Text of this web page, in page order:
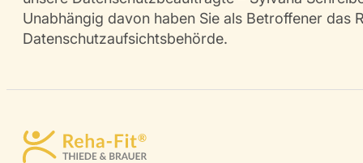
Unabhängig davon haben Sie als Betroffener
Datenschutzaufsichtsbehörde.